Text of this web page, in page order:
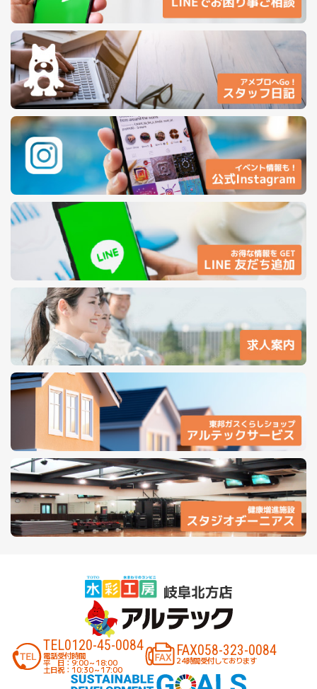
TEL0120-45-0084
電話受付時間
平 日：9:00～18:00
土日祝：10:30～17:00
FAX058-323-0084
24時間受付しております